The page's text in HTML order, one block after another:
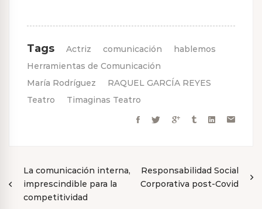
Tags Actriz comunicación
hablemos
Herramientas de Comunicación
María Rodríguez
RAQUEL GARCÍA REYES
Teatro
Timaginas Teatro
Navegación
de
La comunicación interna,
imprescindible para la
competitividad
Responsabilidad Social
Corporativa post-Covid